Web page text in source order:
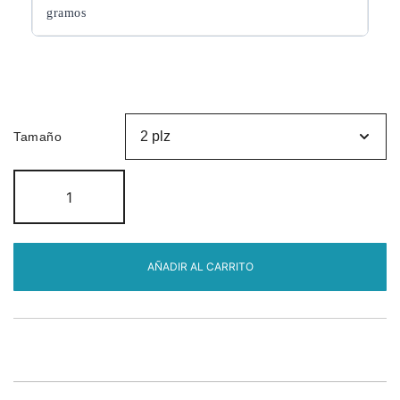
gramos
Tamaño
reversible
color
Oxford
estrella
AÑADIR AL CARRITO